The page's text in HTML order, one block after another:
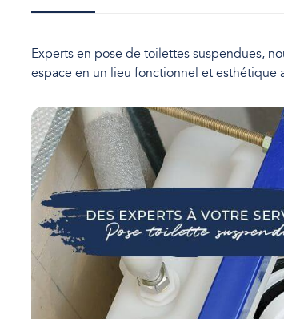
Experts en pose de toilettes suspendues,
espace en un lieu fonctionnel et esthétique